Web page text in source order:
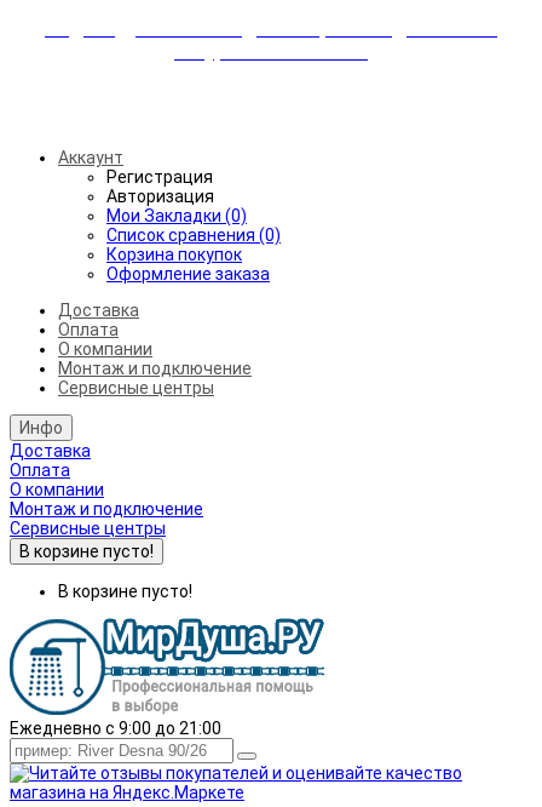
Аккаунт
Регистрация
Авторизация
Мои Закладки (0)
Список сравнения (0)
Корзина покупок
Оформление заказа
Доставка
Оплата
О компании
Монтаж и подключение
Сервисные центры
Инфо
Доставка
Оплата
О компании
Монтаж и подключение
Сервисные центры
В корзине пусто!
В корзине пусто!
Ежедневно с 9:00 до 21:00